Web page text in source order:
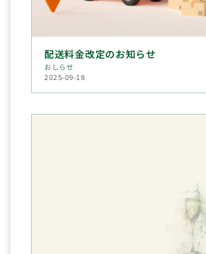
配送料金改定のお知らせ
おしらせ
2025-09-18